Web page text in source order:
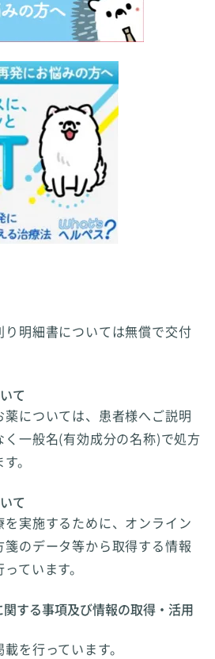
り明細書については無償で交付
て
については、患者様へご説明
く一般名(有効成分の名称)で処方
。
て
を実施するために、オンライン
のデータ等から取得する情報
ています。
する事項及び情報の取得・活用
を行っています。